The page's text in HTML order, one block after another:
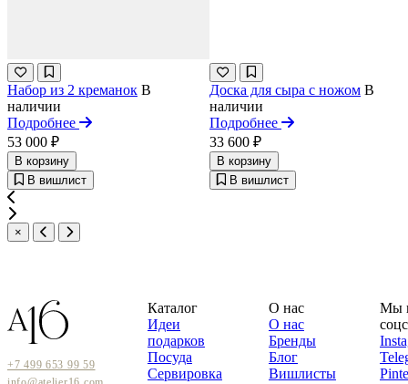
Набор из 2 креманок В
наличии
Подробнее
53 000 ₽
В корзину
В вишлист
Доска для сыра с ножом В
наличии
Подробнее
33 600 ₽
В корзину
В вишлист
×
+7 499 653 99 59
Каталог
Идеи
подарков
Посуда
Сервировка
О нас
О нас
Бренды
Блог
Вишлисты
Мы